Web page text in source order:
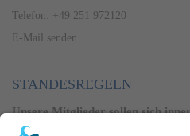
Telefon: +49 251 972120
E-Mail senden
STANDESREGELN
Unsere Mitglieder sollen sich
Berufsstandes ihrer besonderen